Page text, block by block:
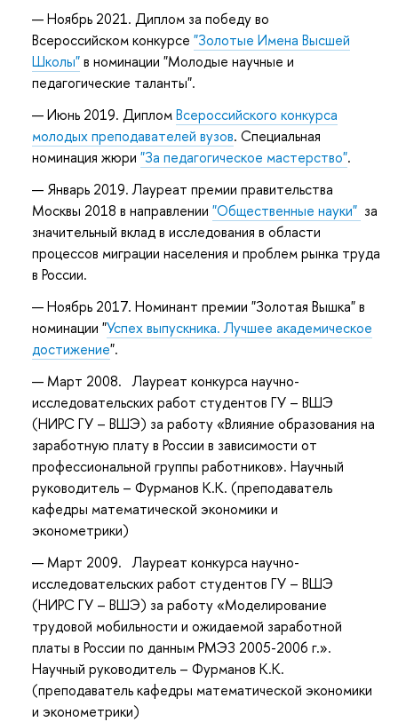
Ноябрь 2021. Диплом за победу во
Всероссийском конкурсе "Золотые Имена Высшей
Школы"в номинации "Молодые научные и
педагогические таланты".
Июнь 2019. ДипломВсероссийского конкурса
молодых преподавателей вузов. Специальная
номинация жюри "За педагогическое мастерство".
Январь 2019. Лауреат премии правительства
Москвы 2018 в направлении "Общественные науки" за
значительный вклад в исследования в области
процессов миграции населения и проблем рынка труда
в России.
Ноябрь 2017. Номинант премии "Золотая Вышка" в
номинации "Успех выпускника. Лучшее академическое
достижение".
Март 2008. Лауреат конкурса научно-
исследовательских работ студентов ГУ – ВШЭ
(НИРС ГУ – ВШЭ) за работу «Влияние образования на
заработную плату в России в зависимости от
профессиональной группы работников». Научный
руководитель – Фурманов К.К. (преподаватель
кафедры математической экономики и
эконометрики)
Март 2009. Лауреат конкурса научно-
исследовательских работ студентов ГУ – ВШЭ
(НИРС ГУ – ВШЭ) за работу «Моделирование
трудовой мобильности и ожидаемой заработной
платы в России по данным РМЭЗ 2005-2006 г.».
Научный руководитель – Фурманов К.К.
(преподаватель кафедры математической экономики
и эконометрики)